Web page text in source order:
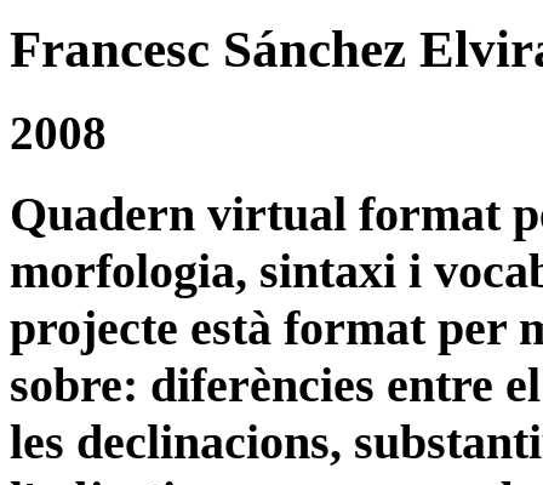
Francesc Sánchez
2008
Quadern virtual format
morfologia, sintaxi i
projecte està format per
sobre: diferències entre
les declinacions,